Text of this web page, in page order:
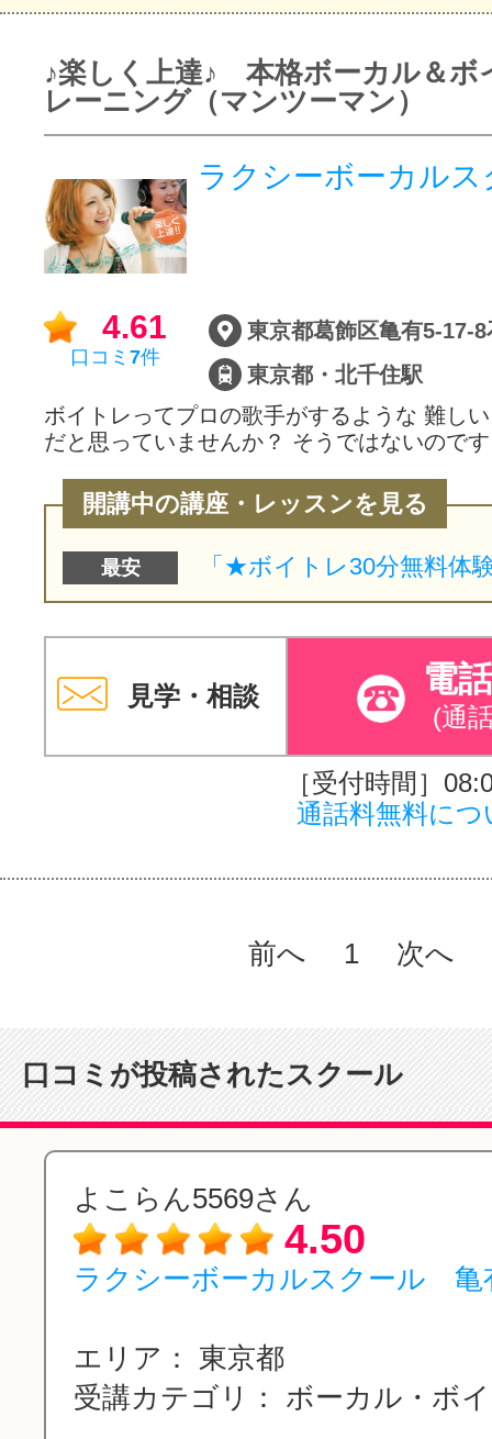
♪楽しく上達♪ 本格ボーカル＆ボ
レーニング（マンツーマン）
ラクシーボーカルス
4.61
口コミ 7件
東京都葛飾区亀有5-17-
東京都・北千住駅
ボイトレってプロの歌手がするような 難し
だと思っていませんか？ そうではないので
開講中の講座・レッスンを見る
最安
見学・相談 電
(通
［受付時間］
通話料無料につ
前へ 1 次へ
口コミが投稿されたスクール
よこらん5569さん
4.50
ラクシーボーカルスクール 亀
エリア：
東京都
受講カテゴリ：
ボーカル・ボ